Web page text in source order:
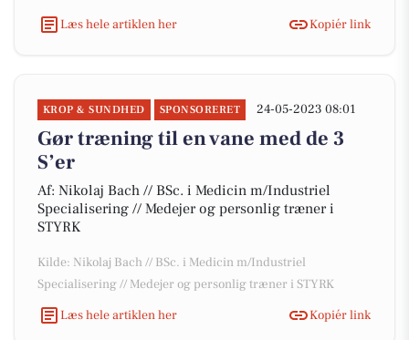
Læs hele artiklen her
Kopiér link
KROP & SUNDHED SPONSORERET 24-05-2023 08:01
Gør træning til en vane med de 3
S’er
Af: Nikolaj Bach // BSc. i Medicin m/Industriel
Specialisering // Medejer og personlig træner i
STYRK
Kilde: Nikolaj Bach // BSc. i Medicin m/Industriel
Specialisering // Medejer og personlig træner i STYRK
Læs hele artiklen her
Kopiér link